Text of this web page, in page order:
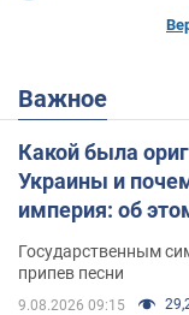
Важное
Какой была
Украины и
империя: об
Государственным
припев песни
9.08.2026 09:15